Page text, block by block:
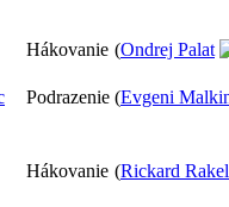
Hákovanie (Ondrej Palat
Podrazenie (Evgeni
Hákovanie (Rickard